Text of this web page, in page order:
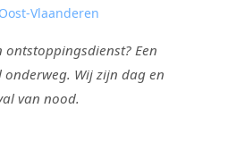
Oost-Vlaanderen
Een
Wij zijn dag en
van nood.